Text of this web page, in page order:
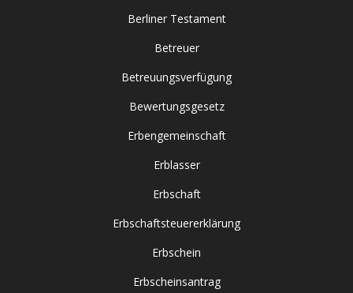
Berliner Testament
Betreuer
Betreuungsverfügung
Bewertungsgesetz
Erbengemeinschaft
Erblasser
Erbschaft
Erbschaftsteuererklärung
Erbschein
Erbscheinsantrag